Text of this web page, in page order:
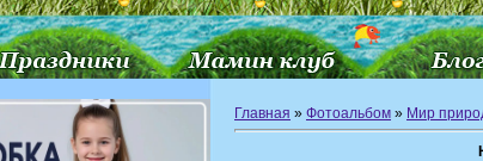
Главная » Фотоальбом » Мир